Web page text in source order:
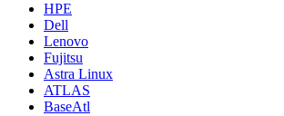
HPE
Dell
Lenovo
Fujitsu
Astra Linux
ATLAS
BaseAtl